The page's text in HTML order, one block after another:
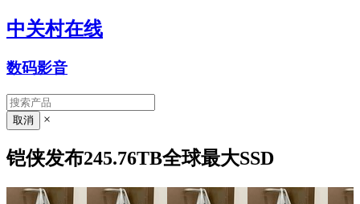
中关村在线
数码影音
×
铠侠发布245.76TB全球最大SSD